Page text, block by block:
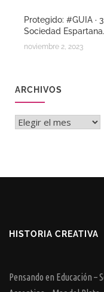
Protegido: #GUIA ·
Sociedad Espartana.
noviembre 2, 2023
ARCHIVOS
Archivos
HISTORIA CREATIVA
Pensando en Educación –